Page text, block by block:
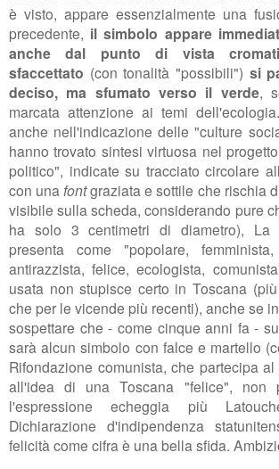
è visto, appare essenzialmente una
precedente, il simbolo appare
anche dal punto di vista
sfaccettato (con tonalità "possibili") si
deciso, ma sfumato verso il verde,
marcata attenzione ai temi
anche nell'indicazione delle "culture
hanno trovato sintesi virtuosa nel
politico", indicate su tracciato circolare
con una fontgraziata e sottile che rischia
visibile sulla scheda, considerando pure
ha solo 3 centimetri di diametro), La
presenta come "popolare,
antirazzista, felice, ecologista,
usata non stupisce certo in Toscana
che per le vicende più recenti), anche se
sospettare che - come cinque anni fa -
sarà alcun simbolo con falce e martello
Rifondazione comunista, che partecipa al
all'idea di una Toscana "felice", non
l'espressione echeggia più
Dichiarazione d'indipendenza
felicità come cifra è una bella sfida.